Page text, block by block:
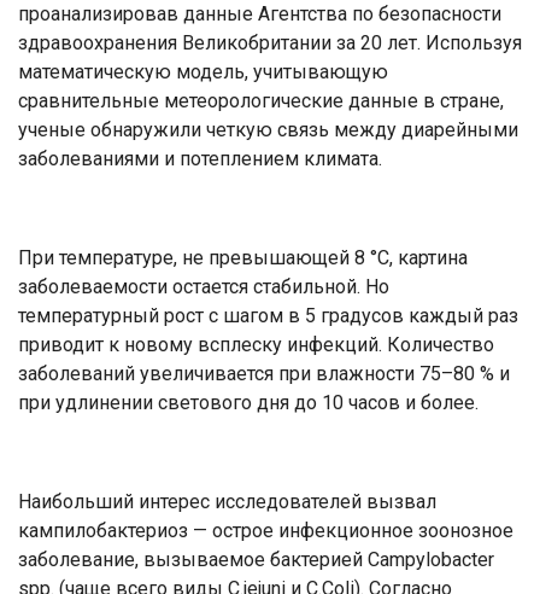
проанализировав данные Агентства по безопасности
здравоохранения Великобритании за 20 лет. Используя
математическую модель, учитывающую
сравнительные метеорологические данные в стране,
ученые обнаружили четкую связь между диарейными
заболеваниями и потеплением климата.
При температуре, не превышающей 8 °С, картина
заболеваемости остается стабильной. Но
температурный рост с шагом в 5 градусов каждый раз
приводит к новому всплеску инфекций. Количество
заболеваний увеличивается при влажности 75–80 % и
при удлинении светового дня до 10 часов и более.
Наибольший интерес исследователей вызвал
кампилобактериоз — острое инфекционное зоонозное
заболевание, вызываемое бактерией Campylobacter
spp. (чаще всего виды C.jejuni и C.Coli). Согласно